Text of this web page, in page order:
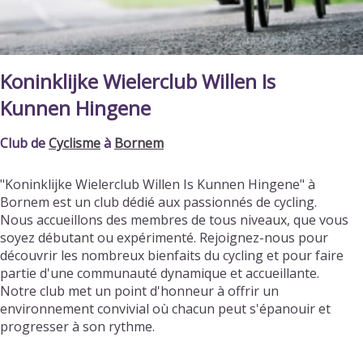
Koninklijke Wielerclub Willen Is
Kunnen Hingene
Club deCyclismeà Bornem
"Koninklijke Wielerclub Willen Is Kunnen Hingene" à
Bornem est un club dédié aux passionnés de cycling.
Nous accueillons des membres de tous niveaux, que vous
soyez débutant ou expérimenté. Rejoignez-nous pour
découvrir les nombreux bienfaits du cycling et pour faire
partie d'une communauté dynamique et accueillante.
Notre club met un point d'honneur à offrir un
environnement convivial où chacun peut s'épanouir et
progresser à son rythme.